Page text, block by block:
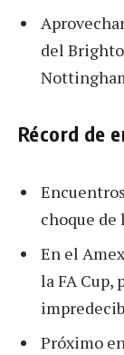
del
Récord de
choque de
En el
la FA Cup,
Próximo